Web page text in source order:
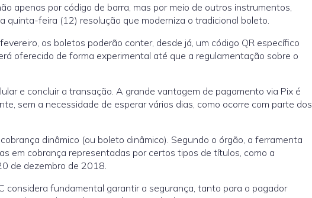
apenas por código de barra, mas por meio de outros instrumentos,
quinta-feira (12) resolução que moderniza o tradicional boleto.
os boletos poderão conter, desde já, um código QR específico
oferecido de forma experimental até que a regulamentação sobre o
e concluir a transação. A grande vantagem de pagamento via Pix é
sem a necessidade de esperar vários dias, como ocorre com parte dos
dinâmico (ou boleto dinâmico). Segundo o órgão, a ferramenta
em cobrança representadas por certos tipos de títulos, como a
de dezembro de 2018.
considera fundamental garantir a segurança, tanto para o pagador